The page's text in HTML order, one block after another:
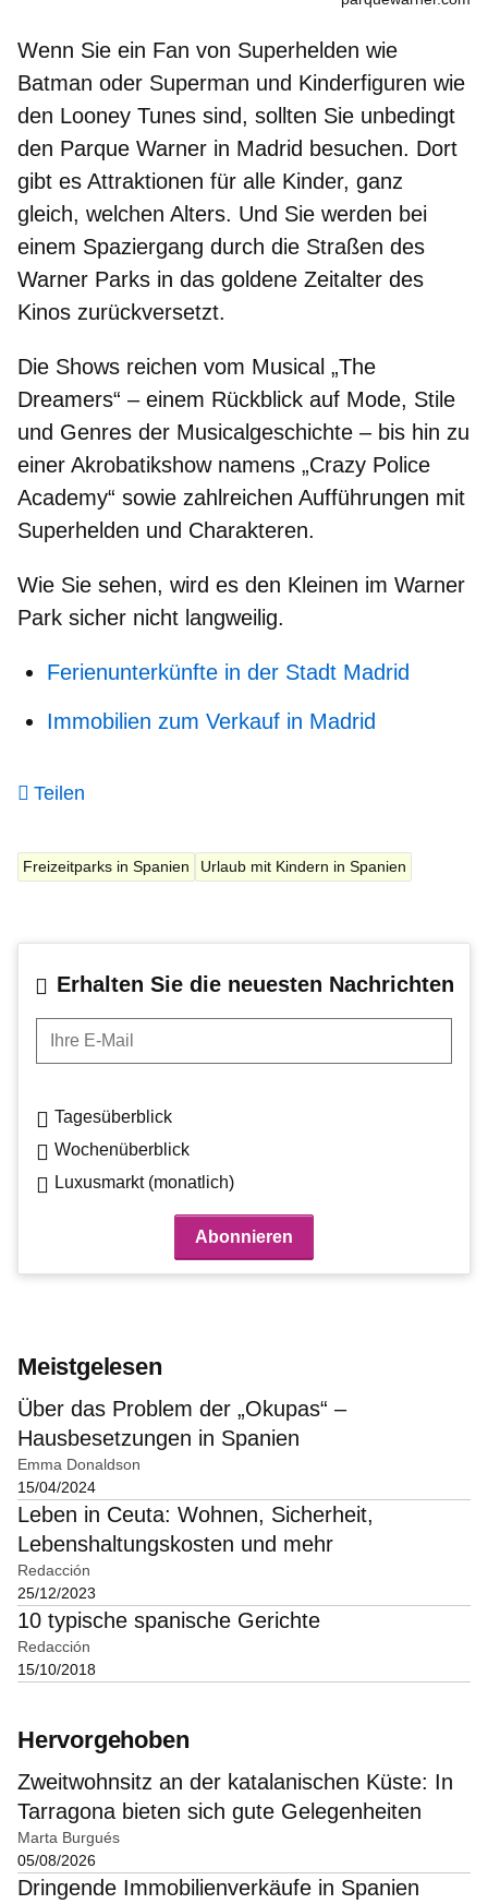
Wenn Sie ein Fan von Superhelden wie
Batman oder Superman und Kinderfiguren wie
den Looney Tunes sind, sollten Sie unbedingt
den Parque Warner in Madrid besuchen. Dort
gibt es Attraktionen für alle Kinder, ganz
gleich, welchen Alters. Und Sie werden bei
einem Spaziergang durch die Straßen des
Warner Parks in das goldene Zeitalter des
Kinos zurückversetzt.
Die Shows reichen vom Musical „The
Dreamers“ – einem Rückblick auf Mode, Stile
und Genres der Musicalgeschichte – bis hin zu
einer Akrobatikshow namens „Crazy Police
Academy“ sowie zahlreichen Aufführungen mit
Superhelden und Charakteren.
Wie Sie sehen, wird es den Kleinen im Warner
Park sicher nicht langweilig.
Ferienunterkünfte in der Stadt Madrid
Immobilien zum Verkauf in Madrid
Teilen
Freizeitparks in Spanien Urlaub mit Kindern in Spanien
Erhalten Sie die neuesten Nachrichten
Ihre E-Mail
Tagesüberblick
Wochenüberblick
Luxusmarkt (monatlich)
Meistgelesen
Über das Problem der „Okupas“ –
Hausbesetzungen in Spanien
Emma Donaldson
15/04/2024
Leben in Ceuta: Wohnen, Sicherheit,
Lebenshaltungskosten und mehr
Redacción
25/12/2023
10 typische spanische Gerichte
Redacción
15/10/2018
Hervorgehoben
Zweitwohnsitz an der katalanischen Küste: In
Tarragona bieten sich gute Gelegenheiten
Marta Burgués
05/08/2026
Dringende Immobilienverkäufe in Spanien